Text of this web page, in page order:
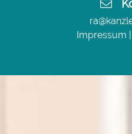
Impressum